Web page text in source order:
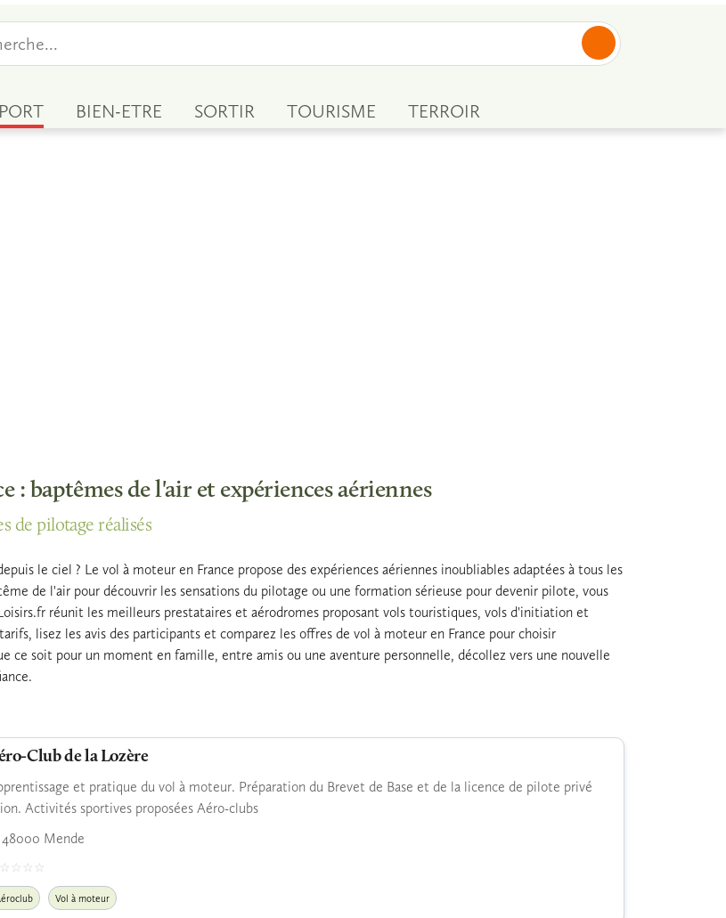
BIEN-ETRE SORTIR TOURISME TERROIR
: baptêmes de l'air et expériences aériennes
de pilotage réalisés
le ciel ? Le vol à moteur en France propose des expériences aériennes inoubliables adaptées à tous les
de l'air pour découvrir les sensations du pilotage ou une formation sérieuse pour devenir pilote, vous
réunit les meilleurs prestataires et aérodromes proposant vols touristiques, vols d'initiation et
lisez les avis des participants et comparez les offres de vol à moteur en France pour choisir
ce soit pour un moment en famille, entre amis ou une aventure personnelle, décollez vers une nouvelle
Club de la Lozère
et pratique du vol à moteur. Préparation du Brevet de Base et de la licence de pilote privé
Activités sportives proposées Aéro-clubs
48000 Mende
Vol à moteur